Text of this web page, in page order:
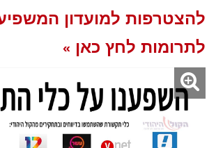
להצטרפות למועדון
לתרומות לחץ כאן »